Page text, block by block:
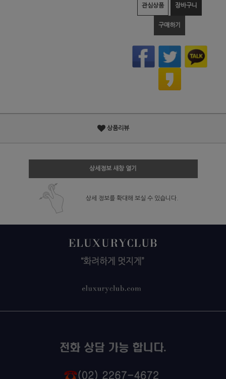
관심상품 장바구니
구매하기
상품리뷰
상세정보 새창 열기
상세 정보를 확대해 보실 수 있습니다.